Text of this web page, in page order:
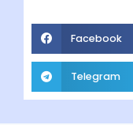
Facebook
Telegram